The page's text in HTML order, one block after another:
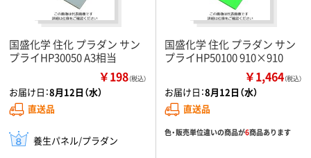
国盛化学 住化 プラダン サン
プライHP30050 A3相当
￥198（税込）
お届け日：8月12日（水）
直送品
養生パネル/プラダン
国盛化学 住化 プラダン サン
プライHP50100 910×910
￥1,464（税込）
お届け日：8月12日（水）
直送品
色・販売単位違いの商品が6商品あります